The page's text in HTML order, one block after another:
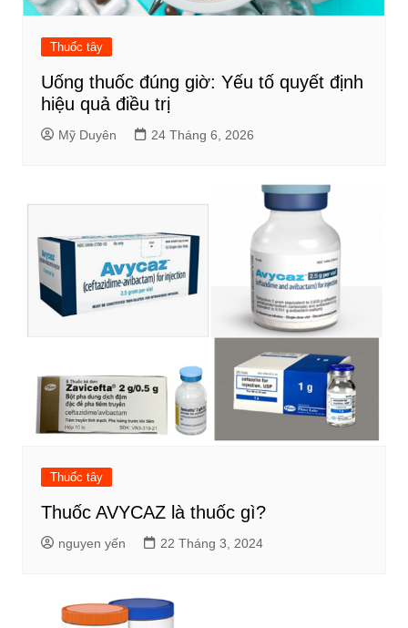
Thuốc tây
Uống thuốc đúng giờ: Yếu tố quyết định
hiệu quả điều trị
Mỹ Duyên 24 Tháng 6, 2026
Thuốc tây
Thuốc AVYCAZ là thuốc gì?
nguyen yến 22 Tháng 3, 2024